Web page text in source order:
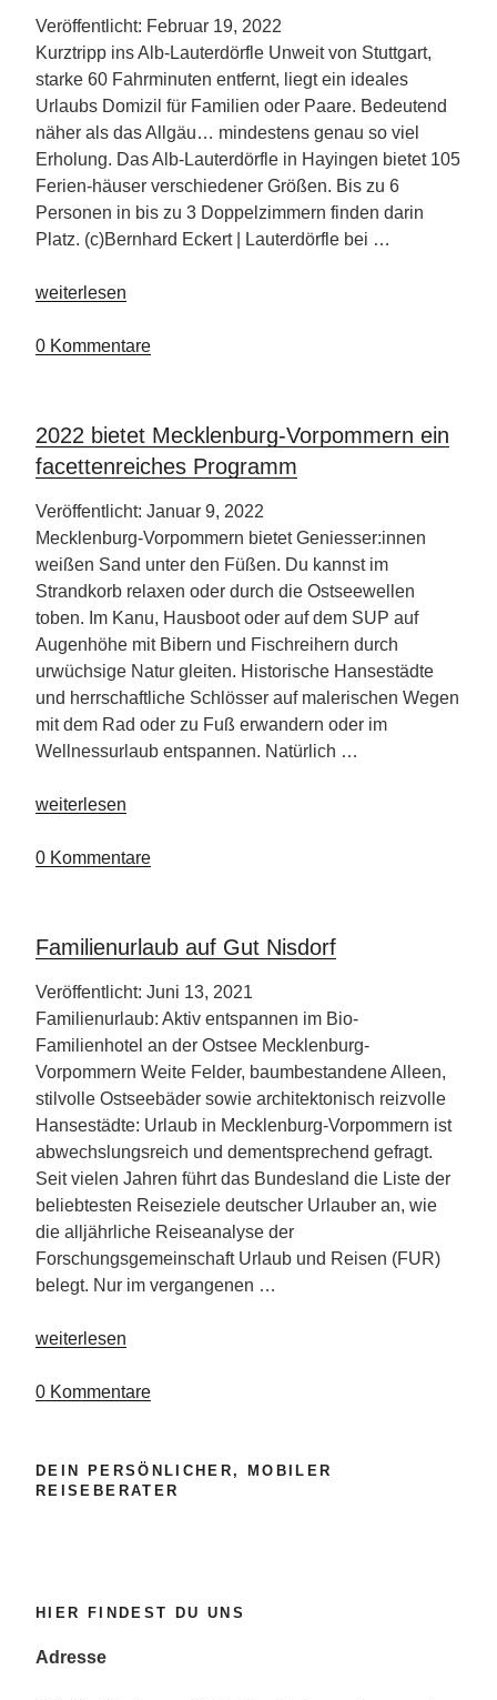
die
Piste“
Veröffentlicht: Februar 19, 2022
Kurztripp ins Alb-Lauterdörfle Unweit von Stuttgart,
starke 60 Fahrminuten entfernt, liegt ein ideales
Urlaubs Domizil für Familien oder Paare. Bedeutend
näher als das Allgäu… mindestens genau so viel
Erholung. Das Alb-Lauterdörfle in Hayingen bietet 105
Ferien-häuser verschiedener Größen. Bis zu 6
Personen in bis zu 3 Doppelzimmern finden darin
Platz. (c)Bernhard Eckert | Lauterdörfle bei …
„Lauterdörfle
Alb“
weiterlesen
0 Kommentare
2022 bietet Mecklenburg-Vorpommern ein
facettenreiches Programm
Veröffentlicht: Januar 9, 2022
Mecklenburg-Vorpommern bietet Geniesser:innen
weißen Sand unter den Füßen. Du kannst im
Strandkorb relaxen oder durch die Ostseewellen
toben. Im Kanu, Hausboot oder auf dem SUP auf
Augenhöhe mit Bibern und Fischreihern durch
urwüchsige Natur gleiten. Historische Hansestädte
und herrschaftliche Schlösser auf malerischen Wegen
mit dem Rad oder zu Fuß erwandern oder im
Wellnessurlaub entspannen. Natürlich …
„2022
Mecklenburg-
facettenreiches
Programm“
weiterlesen
0 Kommentare
Familienurlaub auf Gut Nisdorf
Veröffentlicht: Juni 13, 2021
Familienurlaub: Aktiv entspannen im Bio-
Familienhotel an der Ostsee Mecklenburg-
Vorpommern Weite Felder, baumbestandene Alleen,
stilvolle Ostseebäder sowie architektonisch reizvolle
Hansestädte: Urlaub in Mecklenburg-Vorpommern ist
abwechslungsreich und dementsprechend gefragt.
Seit vielen Jahren führt das Bundesland die Liste der
beliebtesten Reiseziele deutscher Urlauber an, wie
die alljährliche Reiseanalyse der
Forschungsgemeinschaft Urlaub und Reisen (FUR)
belegt. Nur im vergangenen …
„Familienurlaub
Gut
weiterlesen
0 Kommentare
DEIN PERSÖNLICHER, MOBILER
REISEBERATER
HIER FINDEST DU UNS
Adresse